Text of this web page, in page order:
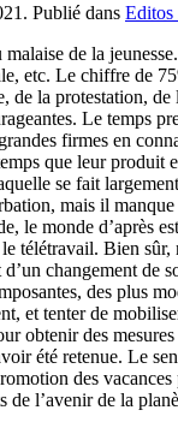
. Publié dans Editos
de la
etc. Le chiffre de
de la protestation,
Le temps
firmes en
que leur produit
se fait
mais il
le monde d’après
télétravail. Bien
changement
des plus
et tenter de
obtenir des
été retenue. Le
des
l’avenir de la